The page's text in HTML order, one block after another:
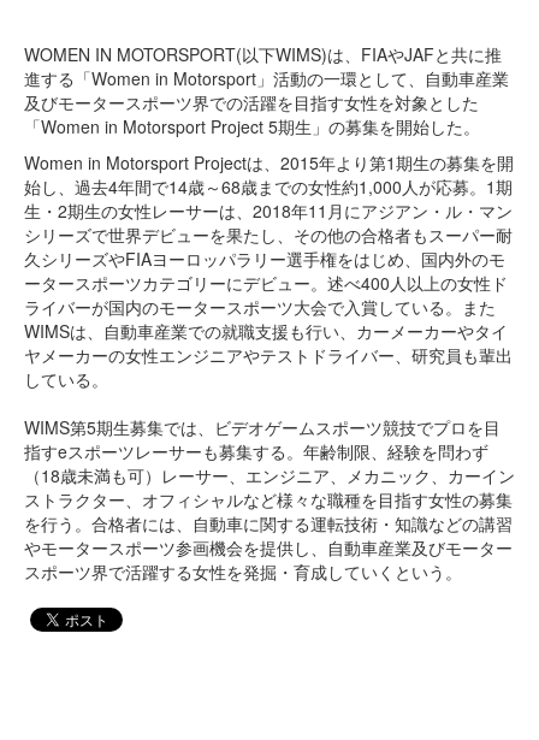
WOMEN IN MOTORSPORT(以下WIMS)は、FIAやJAFと共に推
進する「Women in Motorsport」活動の一環として、自動車産業
及びモータースポーツ界での活躍を目指す女性を対象とした
「Women in Motorsport Project 5期生」の募集を開始した。
Women in Motorsport Projectは、2015年より第1期生の募集を開
始し、過去4年間で14歳～68歳までの女性約1,000人が応募。1期
生・2期生の女性レーサーは、2018年11月にアジアン・ル・マン
シリーズで世界デビューを果たし、その他の合格者もスーパー耐
久シリーズやFIAヨーロッパラリー選手権をはじめ、国内外のモ
ータースポーツカテゴリーにデビュー。述べ400人以上の女性ド
ライバーが国内のモータースポーツ大会で入賞している。また
WIMSは、自動車産業での就職支援も行い、カーメーカーやタイ
ヤメーカーの女性エンジニアやテストドライバー、研究員も輩出
している。
WIMS第5期生募集では、ビデオゲームスポーツ競技でプロを目
指すeスポーツレーサーも募集する。年齢制限、経験を問わず
（18歳未満も可）レーサー、エンジニア、メカニック、カーイン
ストラクター、オフィシャルなど様々な職種を目指す女性の募集
を行う。合格者には、自動車に関する運転技術・知識などの講習
やモータースポーツ参画機会を提供し、自動車産業及びモーター
スポーツ界で活躍する女性を発掘・育成していくという。